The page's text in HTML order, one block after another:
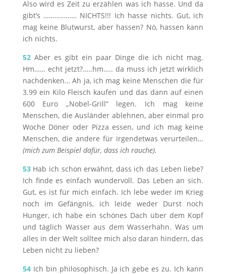
Also wird es Zeit zu erzählen was ich hasse. Und da
gibt’s ……………… NICHTS!!! Ich hasse nichts. Gut, ich
mag keine Blutwurst, aber hassen? Nö, hassen kann
ich nichts.
52Aber es gibt ein paar Dinge die ich nicht mag.
Hm…… echt jetzt?…..hm….. da muss ich jetzt wirklich
nachdenken… Ah ja, ich mag keine Menschen die für
3.99 ein Kilo Fleisch kaufen und das dann auf einen
600 Euro „Nobel-Grill“ legen. Ich mag keine
Menschen, die Ausländer ablehnen, aber einmal pro
Woche Döner oder Pizza essen, und ich mag keine
Menschen, die andere für irgendetwas verurteilen…
(mich zum Beispiel dafür, dass ich rauche).
53Hab ich schon erwähnt, dass ich das Leben liebe?
Ich finde es einfach wundervoll. Das Leben an sich.
Gut, es ist für mich einfach. Ich lebe weder im Krieg
noch im Gefängnis, ich leide weder Durst noch
Hunger, ich habe ein schönes Dach über dem Kopf
und täglich Wasser aus dem Wasserhahn. Was um
alles in der Welt solltee mich also daran hindern, das
Leben nicht zu lieben?
54Ich bin philosophisch. Ja ich gebe es zu. Ich kann